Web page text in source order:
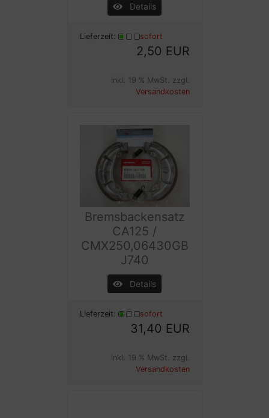
Details
Lieferzeit: sofort
2,50 EUR
inkl. 19 % MwSt. zzgl.
Versandkosten
Bremsbackensatz
CA125 /
CMX250,06430GB
J740
Details
Lieferzeit: sofort
31,40 EUR
inkl. 19 % MwSt. zzgl.
Versandkosten